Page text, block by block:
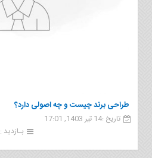
طراحی برند چیست و چه اصولی دارد؟
تاریخ :14 تیر 1403, 17:01
بـازدید : 1 541